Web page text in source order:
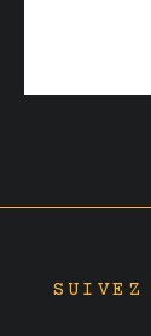
SUIVEZ